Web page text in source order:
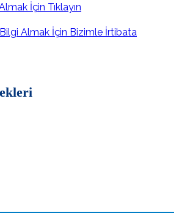
İçin Tıklayın
Almak İçin Bizimle İrtibata